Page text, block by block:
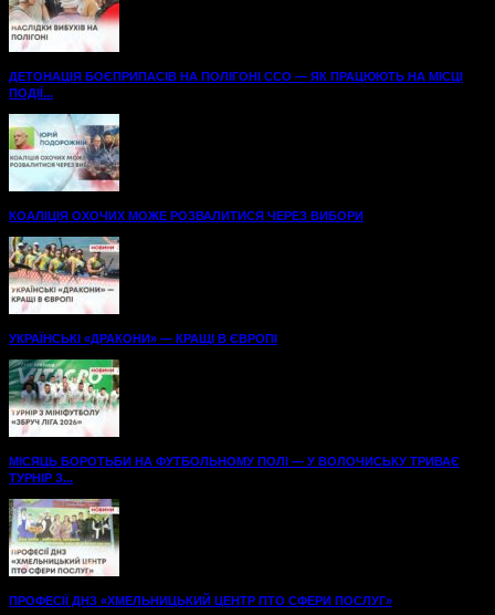
ДЕТОНАЦІЯ БОЄПРИПАСІВ НА ПОЛІГОНІ ССО — ЯК ПРАЦЮЮТЬ НА МІСЦІ
ПОДІЇ...
КОАЛІЦІЯ ОХОЧИХ МОЖЕ РОЗВАЛИТИСЯ ЧЕРЕЗ ВИБОРИ
УКРАЇНСЬКІ «ДРАКОНИ» — КРАЩІ В ЄВРОПІ
МІСЯЦЬ БОРОТЬБИ НА ФУТБОЛЬНОМУ ПОЛІ — У ВОЛОЧИСЬКУ ТРИВАЄ
ТУРНІР З...
ПРОФЕСІЇ ДНЗ «ХМЕЛЬНИЦЬКИЙ ЦЕНТР ПТО СФЕРИ ПОСЛУГ»